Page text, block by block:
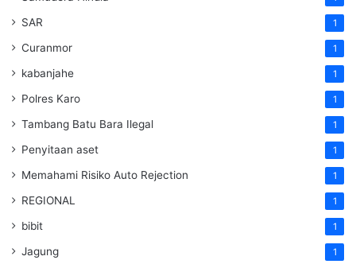
SAR 1
Curanmor 1
kabanjahe 1
Polres Karo 1
Tambang Batu Bara Ilegal 1
Penyitaan aset 1
Memahami Risiko Auto Rejection 1
REGIONAL 1
bibit 1
Jagung 1